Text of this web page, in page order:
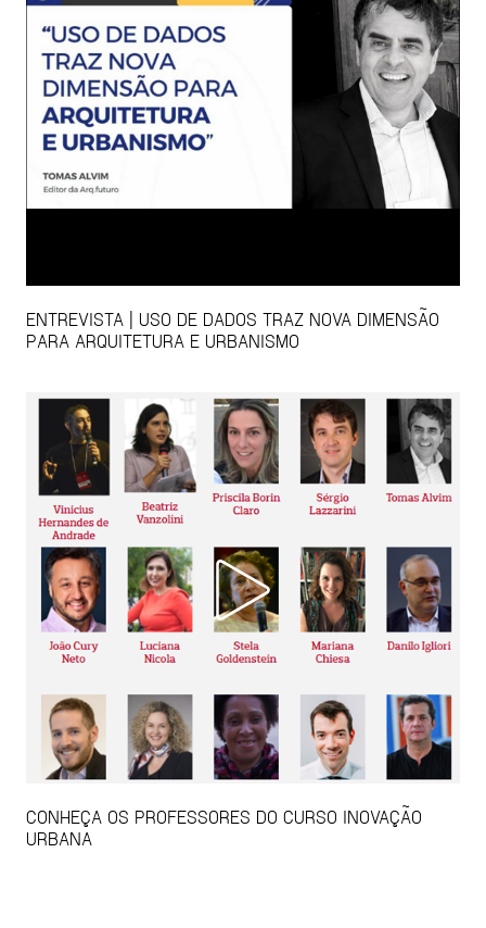
ENTREVISTA | USO DE DADOS TRAZ NOVA DIMENSÃO
PARA ARQUITETURA E URBANISMO
CONHEÇA OS PROFESSORES DO CURSO INOVAÇÃO
URBANA